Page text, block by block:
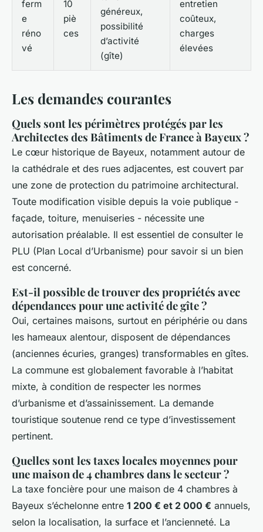
ferm
e
réno
vé
10
piè
ces
généreux,
possibilité
d’activité
(gîte)
entretien
coûteux,
charges
élevées
Les demandes courantes
Quels sont les périmètres protégés par les
Architectes des Bâtiments de France à Bayeux ?
Le cœur historique de Bayeux, notamment autour de
la cathédrale et des rues adjacentes, est couvert par
une zone de protection du patrimoine architectural.
Toute modification visible depuis la voie publique -
façade, toiture, menuiseries - nécessite une
autorisation préalable. Il est essentiel de consulter le
PLU (Plan Local d’Urbanisme) pour savoir si un bien
est concerné.
Est-il possible de trouver des propriétés avec
dépendances pour une activité de gîte ?
Oui, certaines maisons, surtout en périphérie ou dans
les hameaux alentour, disposent de dépendances
(anciennes écuries, granges) transformables en gîtes.
La commune est globalement favorable à l’habitat
mixte, à condition de respecter les normes
d’urbanisme et d’assainissement. La demande
touristique soutenue rend ce type d’investissement
pertinent.
Quelles sont les taxes locales moyennes pour
une maison de 4 chambres dans le secteur ?
La taxe foncière pour une maison de 4 chambres à
Bayeux s’échelonne entre 1 200 € et 2 000 € annuels,
selon la localisation, la surface et l’ancienneté. La